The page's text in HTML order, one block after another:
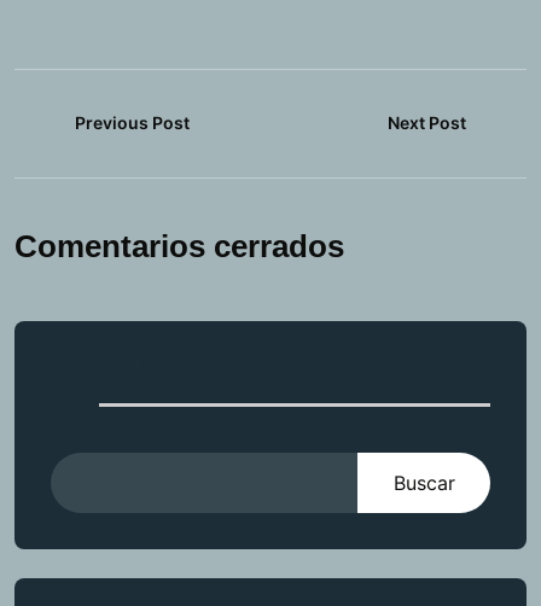
Previous Post Next Post
Comentarios cerrados
Buscar